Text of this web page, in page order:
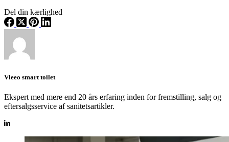
Del din kærlighed
Vleeo smart toilet
Ekspert med mere end 20 års erfaring inden for fremstilling, salg og
eftersalgsservice af sanitetsartikler.